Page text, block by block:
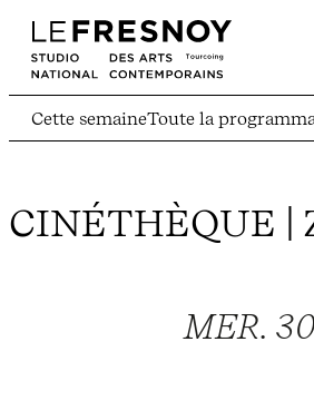
Cette semaineToute la
CINÉTHÈQUE |
MER.